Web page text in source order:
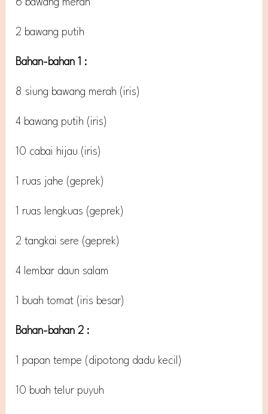
2 bawang putih
Bahan-bahan 1 :
8 siung bawang merah (iris)
4 bawang putih (iris)
10 cabai hijau (iris)
1 ruas jahe (geprek)
1 ruas lengkuas (geprek)
2 tangkai sere (geprek)
4 lembar daun salam
1 buah tomat (iris besar)
Bahan-bahan 2 :
1 papan tempe (dipotong dadu kecil)
10 buah telur puyuh